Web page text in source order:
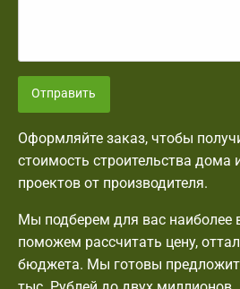
Отправить
Оформляйте заказ, чтобы
стоимость строительства дома
проектов от производителя.
Мы подберем для вас наиболее
поможем рассчитать цену,
бюджета. Мы готовы